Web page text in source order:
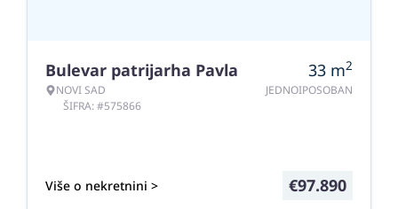
Bulevar patrijarha Pavla
NOVI SAD
ŠIFRA: #575866
33 m2
JEDNOIPOSOBAN
Više o nekretnini > €97.890